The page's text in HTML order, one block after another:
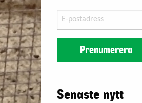
postadress
Prenumerera
Senaste nytt